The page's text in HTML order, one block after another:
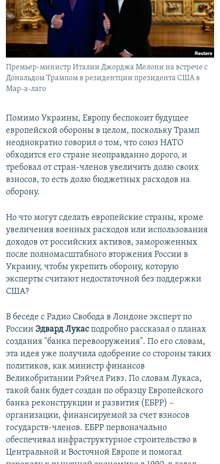
Премьер-министр Италии Джорджа Мелони на встрече с
Дональдом Трампом в резидентции президента США в
Мар-а-лаго
Помимо Украины, Европу беспокоит будущее
европейской обороны в целом, поскольку Трамп
неоднократно говорил о том, что союз НАТО
обходится его стране неоправданно дорого, и
требовал от стран-членов увеличить долю своих
взносов, то есть долю бюджетных расходов на
оборону.
Но что могут сделать европейские страны, кроме
увеличения военных расходов или использования
доходов от российских активов, замороженных
после полномасштабного вторжения России в
Украину, чтобы укрепить оборону, которую
эксперты считают недостаточной без поддержки
США?
В беседе с Радио Свобода в Лондоне эксперт по
России Эдвард Лукасподробно рассказал о планах
создания "банка перевооружения". По его словам,
эта идея уже получила одобрение со стороны таких
политиков, как министр финансов
Великобритании Рэйчел Ривз. По словам Лукаса,
такой банк будет создан по образцу Европейского
банка реконструкции и развития (ЕБРР) –
организации, финансируемой за счет взносов
государств-членов. ЕБРР первоначально
обеспечивал инфраструктурное строительство в
Центральной и Восточной Европе и помогал